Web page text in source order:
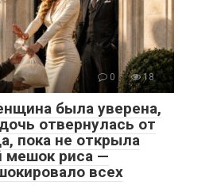
0 18
была уверена,
отвернулась от
пока не открыла
мешок риса —
всех